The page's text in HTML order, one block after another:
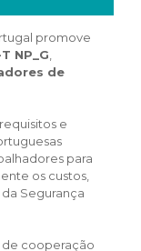
promove
NP_G
de
e
para
os custos,
Segurança
cooperação